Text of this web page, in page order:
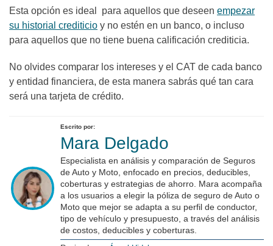
Esta opción es ideal para aquellos que deseen empezar
su historial crediticio y no estén en un banco, o incluso
para aquellos que no tiene buena calificación crediticia.
No olvides comparar los intereses y el CAT de cada banco
y entidad financiera, de esta manera sabrás qué tan cara
será una tarjeta de crédito.
Escrito por:
Mara Delgado
Especialista en análisis y comparación de Seguros
de Auto y Moto, enfocado en precios, deducibles,
coberturas y estrategias de ahorro. Mara acompaña
a los usuarios a elegir la póliza de seguro de Auto o
Moto que mejor se adapta a su perfil de conductor,
tipo de vehículo y presupuesto, a través del análisis
de costos, deducibles y coberturas.